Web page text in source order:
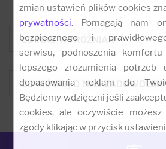
CO NAS WYRÓŻNIA ?
CO MÓWIĄ O NAS
zmian ustawień plików cookies
prywatności. Pomagają nam
bezpiecznego i
serwisu, podnoszenia
lepszego zrozumienia potrzeb
dopasowania reklam do
Będziemy wdzięczni jeśli
cookies, ale oczywiście
zgody klikając w przycisk